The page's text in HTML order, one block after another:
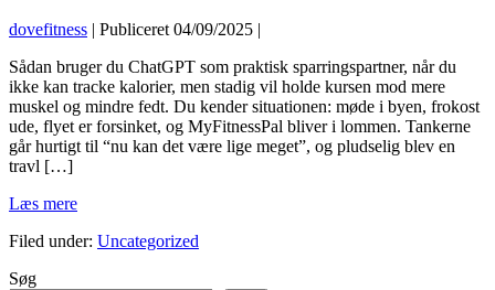
dovefitness | Publiceret 04/09/2025 |
Sådan bruger du ChatGPT som praktisk sparringspartner, når du
ikke kan tracke kalorier, men stadig vil holde kursen mod mere
muskel og mindre fedt. Du kender situationen: møde i byen, frokost
ude, flyet er forsinket, og MyFitnessPal bliver i lommen. Tankerne
går hurtigt til “nu kan det være lige meget”, og pludselig blev en
travl […]
Læs mereRammer
farten
Filed under: Uncategorized
Søg